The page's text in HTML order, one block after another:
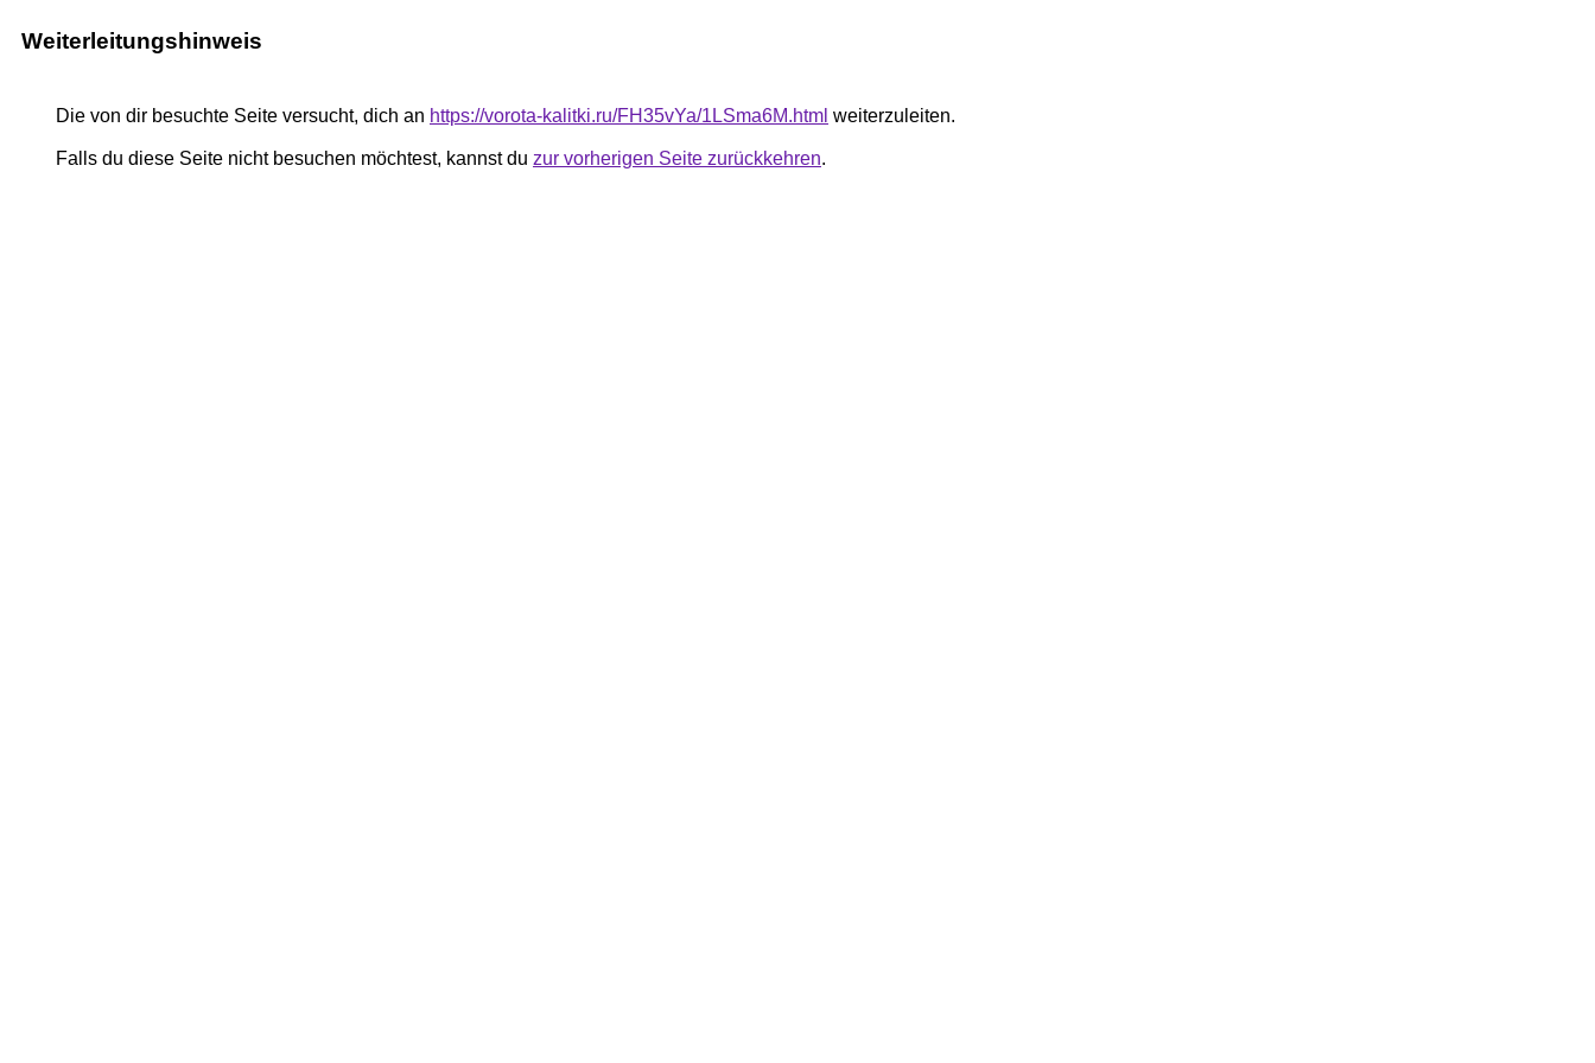
Weiterleitungshinweis
Die von dir besuchte Seite versucht, dich an https://vorota-kalitki.ru/FH35vYa/1LSma6M.html weiterzuleiten.
Falls du diese Seite nicht besuchen möchtest, kannst du zur vorherigen Seite zurückkehren.